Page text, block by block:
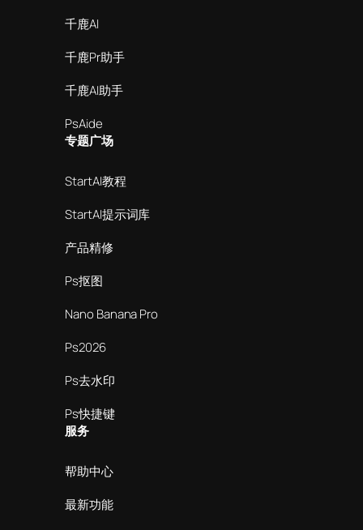
千鹿AI
千鹿Pr助手
千鹿AI助手
PsAide
专题广场
StartAI教程
StartAI提示词库
产品精修
Ps抠图
Nano Banana Pro
Ps2026
Ps去水印
Ps快捷键
服务
帮助中心
最新功能